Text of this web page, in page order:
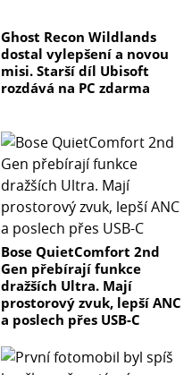
Ghost Recon Wildlands
dostal vylepšení a novou
misi. Starší díl Ubisoft
rozdává na PC zdarma
Bose QuietComfort 2nd
Gen přebírají funkce
dražších Ultra. Mají
prostorový zvuk, lepší ANC
a poslech přes USB-C